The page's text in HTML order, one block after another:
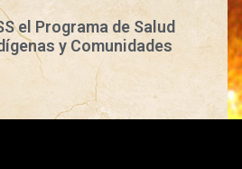
el Programa de Salud
y Comunidades